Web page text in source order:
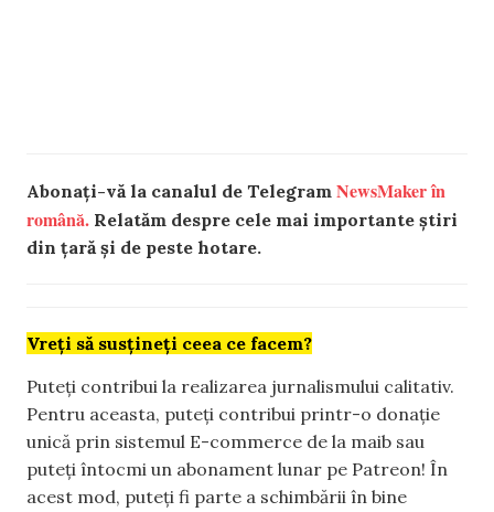
Abonați-vă la canalul de Telegram NewsMaker în
română. Relatăm despre cele mai importante știri
din țară și de peste hotare.
Vreți să susțineți ceea ce facem?
Puteți contribui la realizarea jurnalismului calitativ.
Pentru aceasta, puteți contribui printr-o donație
unică prin sistemul E-commerce de la maib sau
puteți întocmi un abonament lunar pe Patreon! În
acest mod, puteți fi parte a schimbării în bine